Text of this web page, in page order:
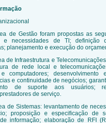
de Gestão foram propostas as
e necessidades de TI;
planejamento e execução do
de Infraestrutura e
de rede local e
e computadores;
e continuidade de negócios;
de suporte aos usuários;
de serviço.
de Sistemas: levantamento de
proposição e especificação de
informação; elaboração de RFI